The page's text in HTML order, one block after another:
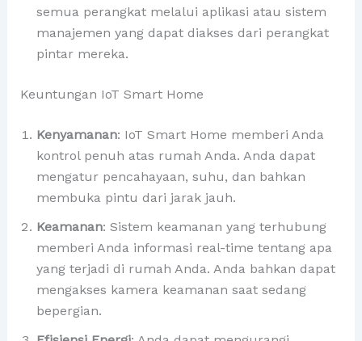
semua perangkat melalui aplikasi atau sistem
manajemen yang dapat diakses dari perangkat
pintar mereka.
Keuntungan IoT Smart Home
Kenyamanan: IoT Smart Home memberi Anda
kontrol penuh atas rumah Anda. Anda dapat
mengatur pencahayaan, suhu, dan bahkan
membuka pintu dari jarak jauh.
Keamanan: Sistem keamanan yang terhubung
memberi Anda informasi real-time tentang apa
yang terjadi di rumah Anda. Anda bahkan dapat
mengakses kamera keamanan saat sedang
bepergian.